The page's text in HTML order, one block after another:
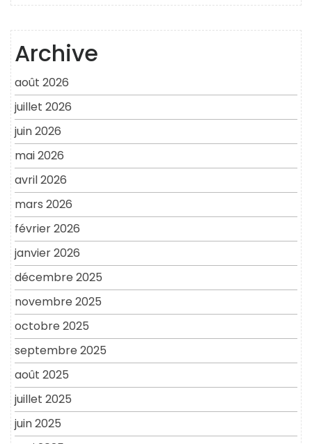
Archive
août 2026
juillet 2026
juin 2026
mai 2026
avril 2026
mars 2026
février 2026
janvier 2026
décembre 2025
novembre 2025
octobre 2025
septembre 2025
août 2025
juillet 2025
juin 2025